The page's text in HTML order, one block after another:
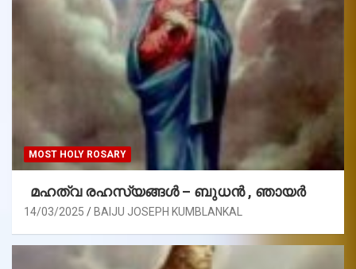
MOST HOLY ROSARY
മഹത്വ രഹസ്യങ്ങള്‍ – ബുധൻ , ഞായർ
14/03/2025 BAIJU JOSEPH KUMBLANKAL